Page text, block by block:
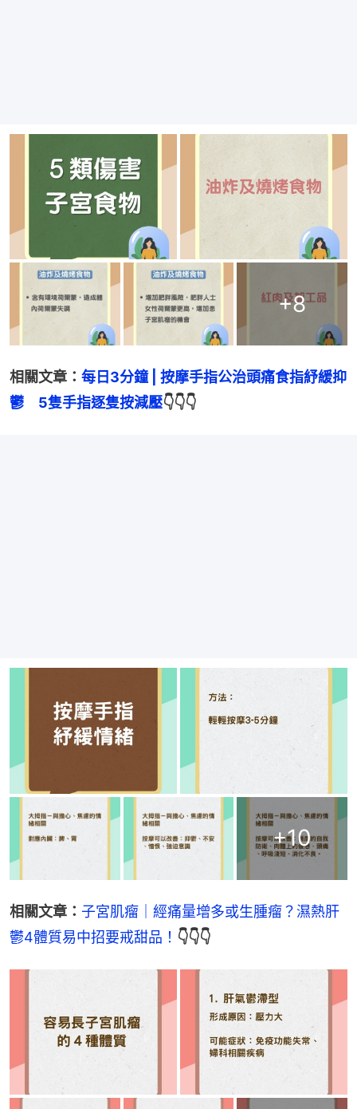
+8
相關文章： 每日3分鐘 | 按摩手指公治頭痛食指紓緩抑
鬱　5隻手指逐隻按減壓👇👇👇
+10
相關文章： 子宮肌瘤｜經痛量增多或生腫瘤？濕熱肝
鬱4體質易中招要戒甜品！ 👇👇👇